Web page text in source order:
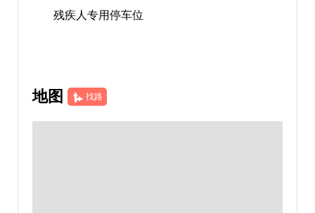
残疾人专用停车位
地图 找路